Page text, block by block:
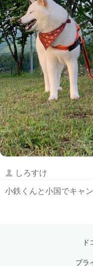
しろすけ
小鉄くんと小国でキャ
プラ